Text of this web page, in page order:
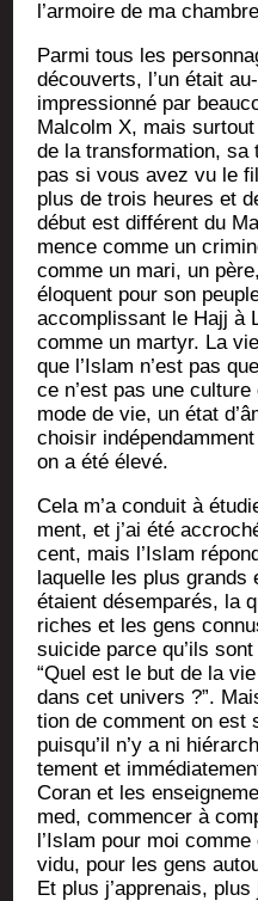
l’armoire de ma
Par­mi tous les
décou­verts, l’un était
impres­sion­né par
Mal­colm X, mais sur­tout
de la trans­for­ma­tion, sa
pas si vous avez vu le
plus de trois heures et
début est dif­fé­rent du
mence comme un
comme un mari, un
élo­quent pour son
accom­plis­sant le Hajj à
comme un mar­tyr. La
que l’Islam n’est pas
ce n’est pas une
mode de vie, un état
choi­sir
on a été élevé.
Cela m’a conduit à
ment, et j’ai été
cent, mais l’Islam
laquelle les plus grands
étaient désem­pa­rés, la
riches et les gens
sui­cide parce qu’ils
“Quel est le but de la
dans cet uni­vers ?”.
tion de com­ment on est
puisqu’il n’y a ni
te­ment et
Coran et les
med, com­men­cer à
l’Islam pour moi
vi­du, pour les gens
Et plus j’apprenais, plus